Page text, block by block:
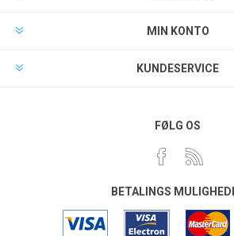
MIN KONTO
KUNDESERVICE
FØLG OS
BETALINGS